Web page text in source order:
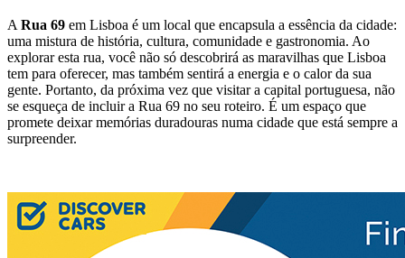
A Rua 69 em Lisboa é um local que encapsula a essência da cidade:
uma mistura de história, cultura, comunidade e gastronomia. Ao
explorar esta rua, você não só descobrirá as maravilhas que Lisboa
tem para oferecer, mas também sentirá a energia e o calor da sua
gente. Portanto, da próxima vez que visitar a capital portuguesa, não
se esqueça de incluir a Rua 69 no seu roteiro. É um espaço que
promete deixar memórias duradouras numa cidade que está sempre a
surpreender.